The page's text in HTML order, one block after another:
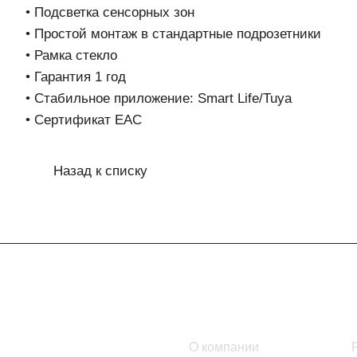
• Подсветка сенсорных зон
• Простой монтаж в стандартные подрозетники
• Рамка стекло
• Гарантия 1 год
• Стабильное приложение: Smart Life/Tuya
• Сертификат EAC
Назад к списку
О компании